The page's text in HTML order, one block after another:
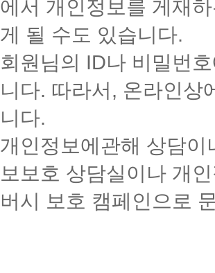
에서 개인정보를 게재
게 될 수도 있습니다.
회원님의 ID나 비밀번
니다. 따라서, 온라인상
니다.
개인정보에관해 상담
보보호 상담실이나 개
버시 보호 캠페인으로